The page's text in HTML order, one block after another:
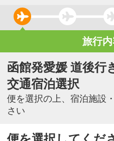
旅行
函館発愛媛 道後行
交通宿泊選択
便を選択の上、宿泊施設
さい